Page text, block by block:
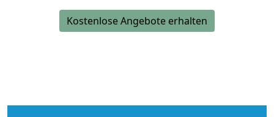
Kostenlose Angebote erhalten